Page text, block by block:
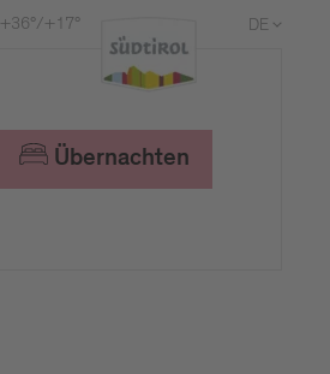
+36°/+17° DE
Übernachten